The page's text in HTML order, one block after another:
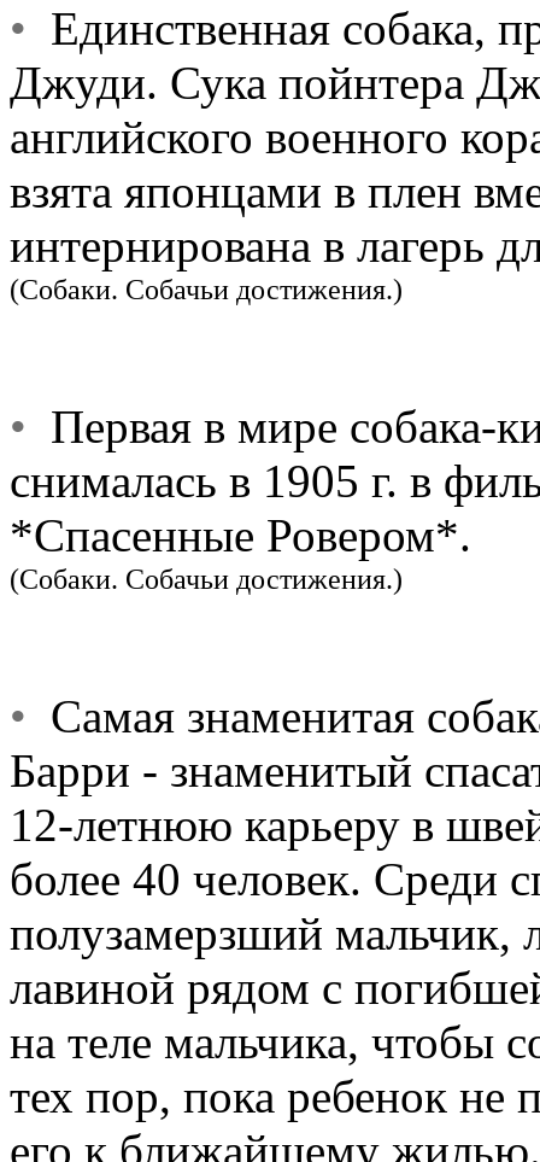
• Единственная собака,
Джуди. Сука пойнтера
английского военного
взята японцами в плен
интернирована в лагерь
(Собаки. Собачьи достижения.)
• Первая в мире собака-
снималась в 1905 г. в
*Спасенные Ровером*.
(Собаки. Собачьи достижения.)
• Самая знаменитая
Барри - знаменитый
12-летнюю карьеру в
более 40 человек. Среди
полузамерзший
лавиной рядом с
на теле мальчика, чтобы
тех пор, пока ребенок не
его к ближайшему жилью.